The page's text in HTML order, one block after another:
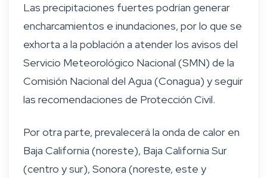
Las precipitaciones fuertes podrían generar
encharcamientos e inundaciones, por lo que se
exhorta a la población a atender los avisos del
Servicio Meteorológico Nacional (SMN) de la
Comisión Nacional del Agua (Conagua) y seguir
las recomendaciones de Protección Civil.
Por otra parte, prevalecerá la onda de calor en
Baja California (noreste), Baja California Sur
(centro y sur), Sonora (noreste, este y